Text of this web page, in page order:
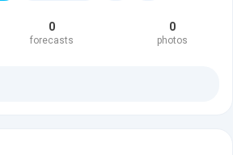
0
forecasts
0
photos